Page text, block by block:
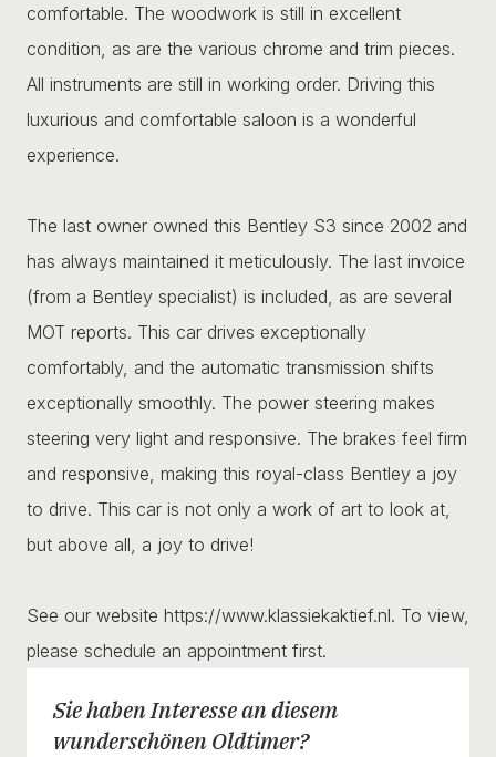
comfortable. The woodwork is still in excellent
condition, as are the various chrome and trim pieces.
All instruments are still in working order. Driving this
luxurious and comfortable saloon is a wonderful
experience.
The last owner owned this Bentley S3 since 2002 and
has always maintained it meticulously. The last invoice
(from a Bentley specialist) is included, as are several
MOT reports. This car drives exceptionally
comfortably, and the automatic transmission shifts
exceptionally smoothly. The power steering makes
steering very light and responsive. The brakes feel firm
and responsive, making this royal-class Bentley a joy
to drive. This car is not only a work of art to look at,
but above all, a joy to drive!
See our website https://www.klassiekaktief.nl. To view,
please schedule an appointment first.
Sie haben Interesse an diesem
wunderschönen Oldtimer?